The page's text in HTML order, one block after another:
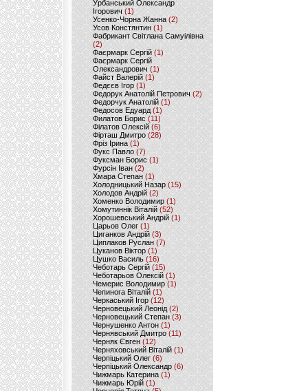
Урбанський Олександр
Ігорович (1)
Усенко-Чорна Жанна (2)
Усов Констянтин(1)
Фабрикант Світлана Самуілівна
(2)
Фаєрмарк Сергій(1)
Фаєрмарк Сергій
Олександрович (1)
Файст Валерій(1)
Федєєв Ігор (1)
Федорук Анатолій Петрович (2)
Федорчук Анатолій (1)
Федосов Едуард (1)
Филатов Борис (11)
Філатов Олексій (6)
Фірташ Дмитро (28)
Фріз Ірина (1)
Фукс Павло (7)
Фуксман Борис (1)
Фурсін Іван (2)
Хмара Степан(1)
Холодницький Назар(15)
Холодов Андрій (2)
Хоменко Володимир (1)
Хомутиннік Віталій (52)
Хорошевський Андрій (1)
Царьов Олег (1)
Циганков Андрій (3)
Циплаков Руслан(7)
Цуканов Віктор (1)
Цушко Василь (16)
Чеботарь Сергій (15)
Чеботарьов Олексій (1)
Чемерис Володимир (1)
Чепинога Віталій (1)
Черкаський Ігор (12)
Черновецький Леонід(2)
Черновецький Степан (3)
Чернушенко Антон (1)
Чернявський Дмитро(11)
Черняк Євген(12)
Черняховський Віталій (1)
Черпіцький Олег (6)
Черпіцький Олександр (6)
Чижмарь Катерина (1)
Чижмарь Юрій (1)